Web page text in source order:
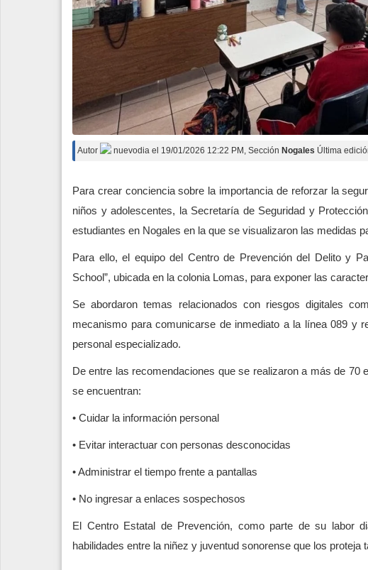
Autor nuevodia el 19/01/2026 12:22 PM , Sección Nogales Última
Para crear conciencia sobre la importancia de reforzar la
niños y adolescentes, la Secretaría de Seguridad y
estudiantes en Nogales en la que se visualizaron las medidas
Para ello, el equipo del Centro de Prevención del Delito y
School”, ubicada en la colonia Lomas, para exponer las
Se abordaron temas relacionados con riesgos digitales
mecanismo para comunicarse de inmediato a la línea 089 y
personal especializado.
De entre las recomendaciones que se realizaron a más de 70
se encuentran:
• Cuidar la información personal
• Evitar interactuar con personas desconocidas
• Administrar el tiempo frente a pantallas
• No ingresar a enlaces sospechosos
El Centro Estatal de Prevención, como parte de su labor
habilidades entre la niñez y juventud sonorense que los